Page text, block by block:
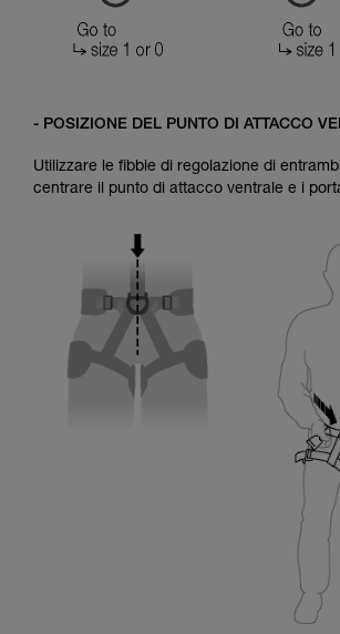
- POSIZIONE DEL PUNTO DI ATTACCO
Utilizzare le fibbie di regolazione di
centrare il punto di attacco ventrale e i